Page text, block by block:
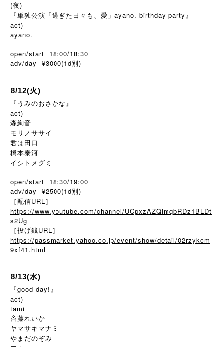
(夜)
『単独公演「過ぎた日々も、愛」ayano. birthday party』
act)
ayano.
open/start 18:00/18:30
adv/day ¥3000(1d別 )
8/12(火)
『うみのおさかな』
act)
森絢音
モリノササイ
君は田口
橋本泰河
イシトメグミ
open/start 18:30/19:00
adv/day ¥2500(1d別)
［配信URL］
https://www.youtube.com/channel/UCpxzAZQlmqbRDz1BLDt
s2Ug
［投げ銭URL］
https://passmarket.yahoo.co.jp/event/show/detail/02rzykcm
9xf41.html
8/13(水)
『good day!』
act)
tami
斉藤れいか
ヤマサキマナミ
やまだのぞみ